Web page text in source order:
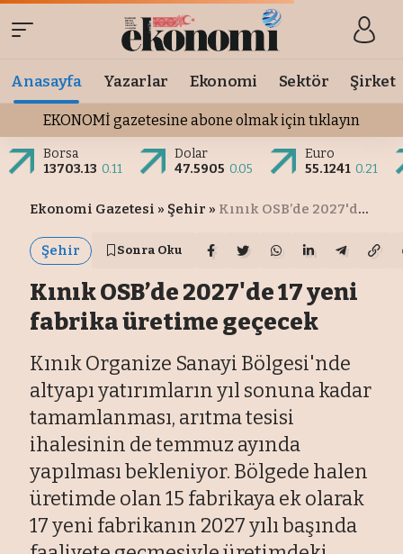
Anasayfa Yazarlar Ekonomi Sektör Şirket
EKONOMİ gazetesine abone olmak için tıklayın
Borsa
13703.13 0.11
Dolar
47.5905 0.05
Euro
55.1241 0.21
Ekonomi Gazetesi » Şehir » Kınık OSB’de 2027'de 17 yeni fabrika üretime geçecek
Şehir Sonra Oku
Kınık OSB’de 2027'de 17 yeni
fabrika üretime geçecek
Kınık Organize Sanayi Bölgesi'nde
altyapı yatırımların yıl sonuna kadar
tamamlanması, arıtma tesisi
ihalesinin de temmuz ayında
yapılması bekleniyor. Bölgede halen
üretimde olan 15 fabrikaya ek olarak
17 yeni fabrikanın 2027 yılı başında